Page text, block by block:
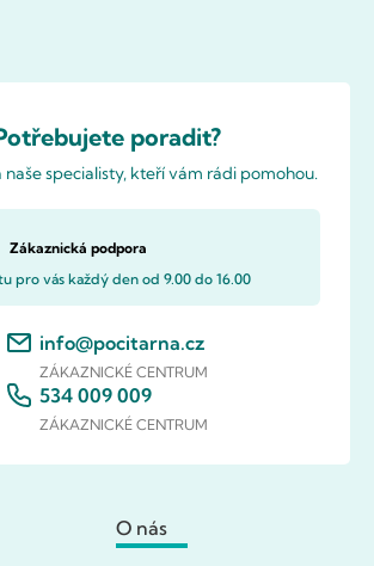
poradit?
specialisty, kteří vám rádi pomohou.
Zákaznická podpora
pro vás každý den od 9.00 do 16.00
info@pocitarna.cz
ZÁKAZNICKÉ CENTRUM
534 009 009
ZÁKAZNICKÉ CENTRUM
O nás